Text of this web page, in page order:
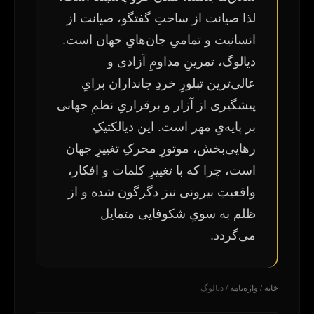
لذا صیانت از ساحتِ گفتگو، صیانت از
انسانیت و تمامیِ جان‌هایِ جهان است.
دیالوگ، تمرینِ مداومِ آزادی و
عالی‌ترین تبلورِ خردِ جانداران برایِ
پیشگیری از آزار و برقراریِ نظمِ جهانی
بر پایه‌یِ مهر است. این دیالکتیکِ
رهایی‌بخش، موتورِ محرکِ تغییرِ جهان
است، چرا که با تغییرِ کلمات و افکار،
واقعیتِ بیرونی نیز دگرگون شده و از
ظلم به سویِ شکوفایی متمایل
می‌گردد.
خانه / واژه‌نامه / دیالوگ